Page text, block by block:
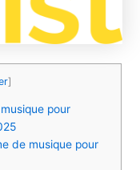
]
pour
de musique pour